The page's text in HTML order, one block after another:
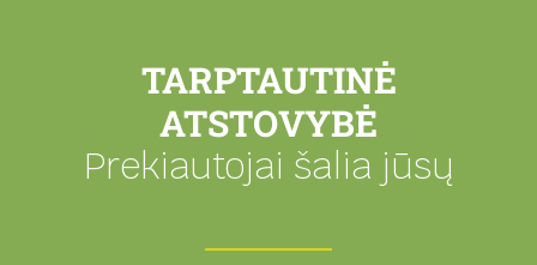
TARPTAUTINĖ
ATSTOVYBĖ
Prekiautojai šalia jūsų